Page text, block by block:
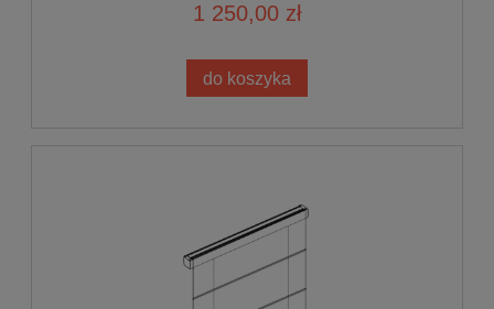
1 250,00 zł
do koszyka